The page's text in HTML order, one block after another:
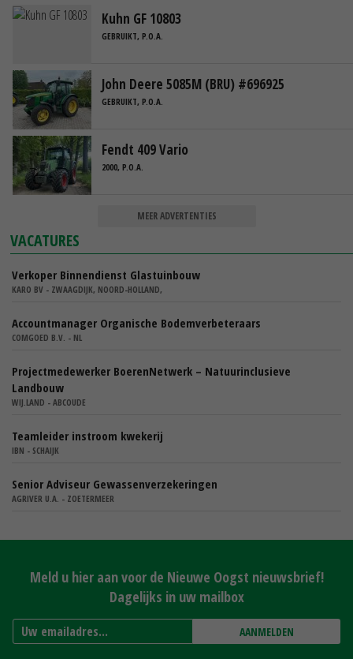
Kuhn GF 10803
GEBRUIKT, P.O.A.
John Deere 5085M (BRU) #696925
GEBRUIKT, P.O.A.
Fendt 409 Vario
2000, P.O.A.
MEER ADVERTENTIES
VACATURES
Verkoper Binnendienst Glastuinbouw
KARO BV - ZWAAGDIJK, NOORD-HOLLAND,
Accountmanager Organische Bodemverbeteraars
COMGOED B.V. - NL
Projectmedewerker BoerenNetwerk – Natuurinclusieve
Landbouw
WIJ.LAND - ABCOUDE
Teamleider instroom kwekerij
IBN - SCHAIJK
Senior Adviseur Gewassenverzekeringen
AGRIVER U.A. - ZOETERMEER
Meld u hier aan voor de Nieuwe Oogst nieuwsbrief!
Dagelijks in uw mailbox
AANMELDEN